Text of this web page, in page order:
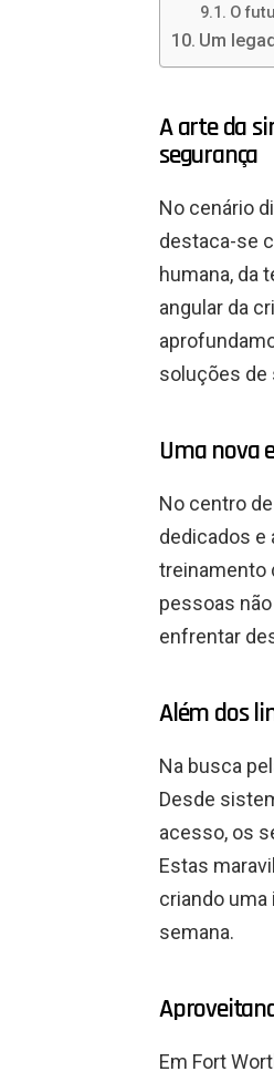
O
Um
A arte da
segurança
No cenário
destaca-se
humana, da
angular da
soluções de
Uma nova
No centro
dedicados e
treinamento
pessoas
enfrentar
Além dos
Na busca
Desde
acesso, os
Estas
criando uma
semana.
Em Fort